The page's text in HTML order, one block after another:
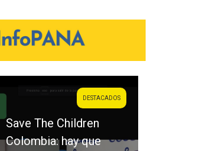
DESTACADOS
Saraiba: la víctima y